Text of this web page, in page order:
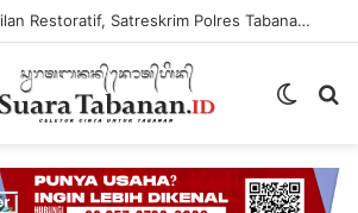
Utamakan Keadilan Restoratif, Satreskrim Polres Tabanan Gelar Perkara Kasus Penganiayaan Anak
Switch